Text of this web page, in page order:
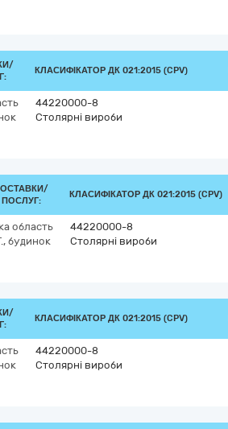
КЛАСИФІКАТОР ДК 021:2015 (CPV)
44220000-8
Столярні вироби
КЛАСИФІКАТОР ДК 021:2015 (CPV)
область
будинок
44220000-8
Столярні вироби
КЛАСИФІКАТОР ДК 021:2015 (CPV)
44220000-8
Столярні вироби